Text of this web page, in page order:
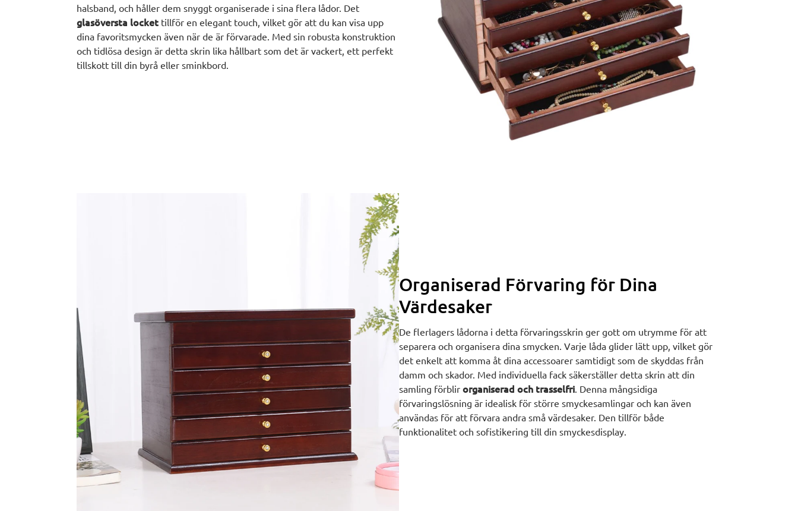
halsband, och håller dem snyggt organiserade i sina flera lådor. Det
glasöversta lockettillför en elegant touch, vilket gör att du kan visa upp
dina favoritsmycken även när de är förvarade. Med sin robusta konstruktion
och tidlösa design är detta skrin lika hållbart som det är vackert, ett perfekt
tillskott till din byrå eller sminkbord.
Organiserad Förvaring för Dina
Värdesaker
De flerlagers lådorna i detta förvaringsskrin ger gott om utrymme för att
separera och organisera dina smycken. Varje låda glider lätt upp, vilket gör
det enkelt att komma åt dina accessoarer samtidigt som de skyddas från
damm och skador. Med individuella fack säkerställer detta skrin att din
samling förblir organiserad och trasselfri. Denna mångsidiga
förvaringslösning är idealisk för större smyckesamlingar och kan även
användas för att förvara andra små värdesaker. Den tillför både
funktionalitet och sofistikering till din smyckesdisplay.